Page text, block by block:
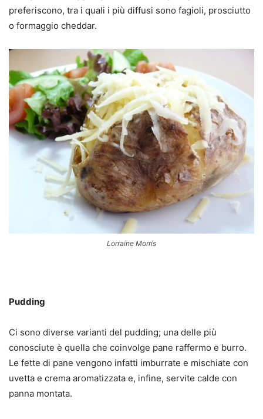
preferiscono, tra i quali i più diffusi sono fagioli, prosciutto
o formaggio cheddar.
Lorraine Morris
Pudding
Ci sono diverse varianti del pudding; una delle più
conosciute è quella che coinvolge pane raffermo e burro.
Le fette di pane vengono infatti imburrate e mischiate con
uvetta e crema aromatizzata e, infine, servite calde con
panna montata.